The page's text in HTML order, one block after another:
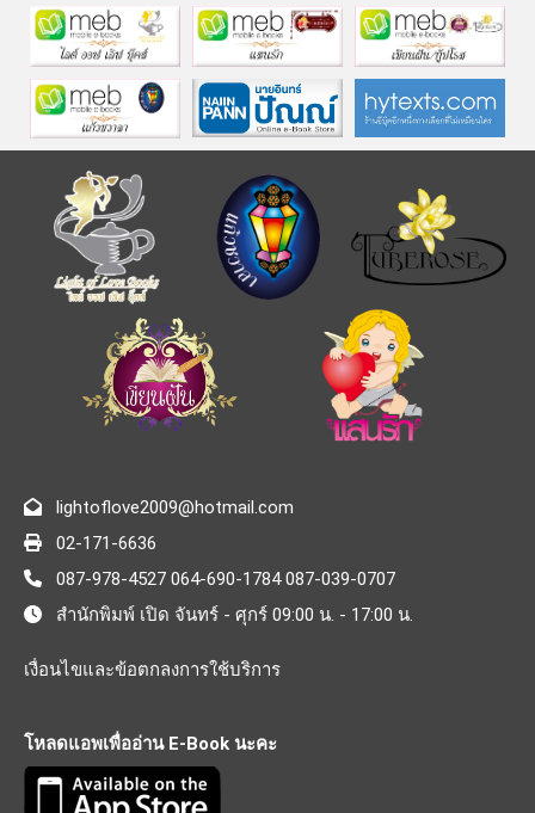
lightoflove2009@hotmail.com
02-171-6636
087-978-4527 064-690-1784 087-039-0707
สำนักพิมพ์ เปิด จันทร์ - ศุกร์ 09:00 น. - 17:00 น.
เงื่อนไขและข้อตกลงการใช้บริการ
โหลดแอพเพื่ออ่าน E-Book นะคะ